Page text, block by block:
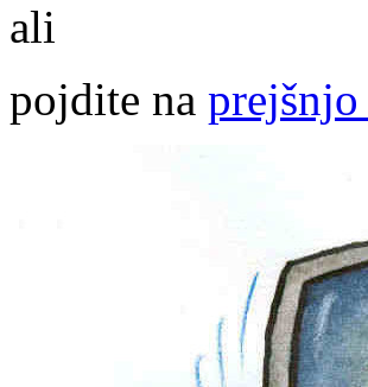
ali
pojdite na prejšnjo